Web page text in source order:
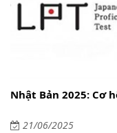
Nhật Bản 2025: Cơ
21/06/2025